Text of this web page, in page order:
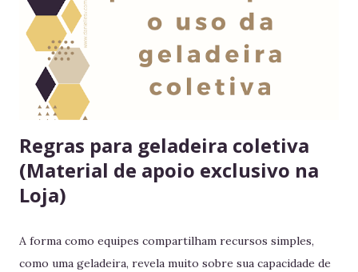
Regras para geladeira coletiva
(Material de apoio exclusivo na
Loja)
A forma como equipes compartilham recursos simples,
como uma geladeira, revela muito sobre sua capacidade de